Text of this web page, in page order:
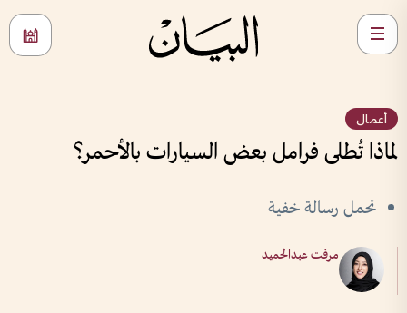
أعمال
لماذا تُطلى فرامل بعض السيارات بالأحمر؟
تحمل رسالة خفية
مرفت عبدالحميد